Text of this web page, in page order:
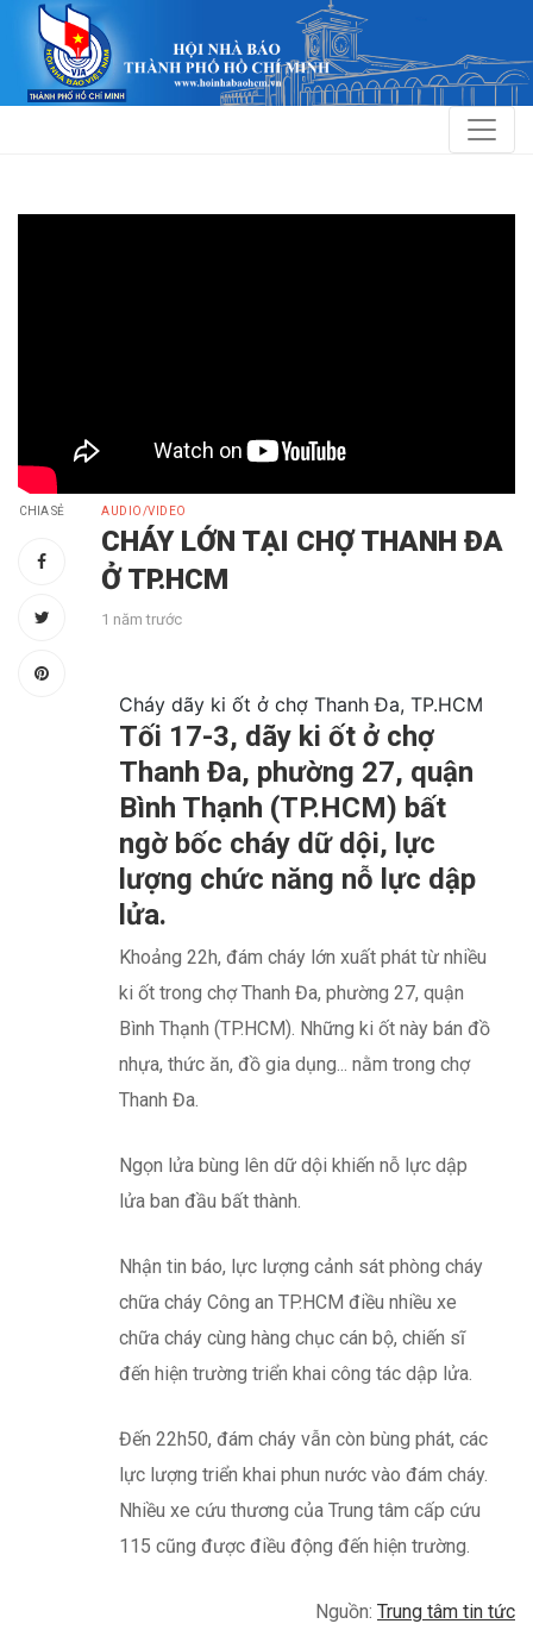
CHIA SẺ AUDIO/VIDEO
CHÁY LỚN TẠI CHỢ THANH ĐA
Ở TP.HCM
1 năm trước
Cháy dãy ki ốt ở chợ Thanh Đa, TP.HCM
Tối 17-3, dãy ki ốt ở chợ
Thanh Đa, phường 27, quận
Bình Thạnh (TP.HCM) bất
ngờ bốc cháy dữ dội, lực
lượng chức năng nỗ lực dập
lửa.
Khoảng 22h, đám cháy lớn xuất phát từ nhiều
ki ốt trong chợ Thanh Đa, phường 27, quận
Bình Thạnh (TP.HCM). Những ki ốt này bán đồ
nhựa, thức ăn, đồ gia dụng... nằm trong chợ
Thanh Đa.
Ngọn lửa bùng lên dữ dội khiến nỗ lực dập
lửa ban đầu bất thành.
Nhận tin báo, lực lượng cảnh sát phòng cháy
chữa cháy Công an TP.HCM điều nhiều xe
chữa cháy cùng hàng chục cán bộ, chiến sĩ
đến hiện trường triển khai công tác dập lửa.
Đến 22h50, đám cháy vẫn còn bùng phát, các
lực lượng triển khai phun nước vào đám cháy.
Nhiều xe cứu thương của Trung tâm cấp cứu
115 cũng được điều động đến hiện trường.
Nguồn: Trung tâm tin tức